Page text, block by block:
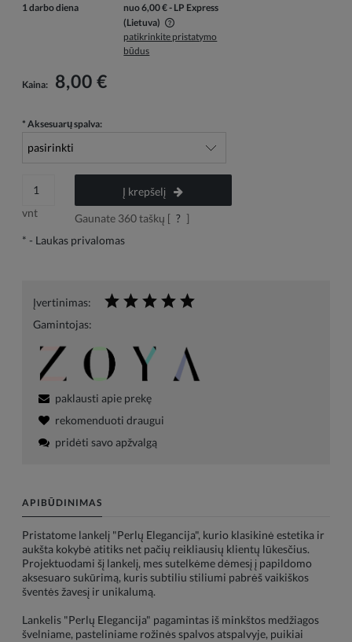
1 darbo diena
nuo 6,00 €- LP Express
(Lietuva)
Į kainą neįskaičiuotos galimos mokėjimo išlaidos
patikrinkite pristatymo
būdus
Kaina: 8,00 €
* Aksesuarų spalva:
vnt
Į krepšelį
Gaunate 360taškų [ ? ]
* - Laukas privalomas
Įvertinimas:
Gamintojas:
paklausti apie prekę
rekomenduoti draugui
pridėti savo apžvalgą
APIBŪDINIMAS
Pristatome lankelį "Perlų Elegancija", kurio klasikinė estetika ir
aukšta kokybė atitiks net pačių reikliausių klientų lūkesčius.
Projektuodami šį lankelį, mes sutelkėme dėmesį į papildomo
aksesuaro sukūrimą, kuris subtiliu stiliumi pabrėš vaikiškos
šventės žavesį ir unikalumą.
Lankelis "Perlų Elegancija" pagamintas iš minkštos medžiagos
švelniame, pasteliniame rožinės spalvos atspalvyje, puikiai